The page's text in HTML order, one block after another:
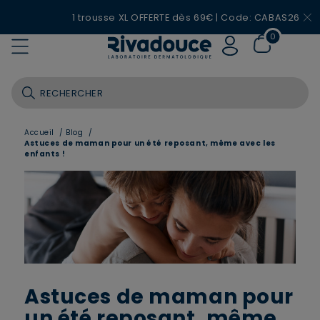
1 trousse XL OFFERTE dès 69€ | Code: CABAS26
0
Accueil / Blog
/
Astuces de maman pour un été reposant, même avec les
enfants !
Astuces de maman pour